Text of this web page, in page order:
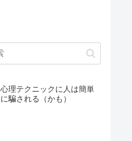
心理テクニックに人は簡単
に騙される（かも）